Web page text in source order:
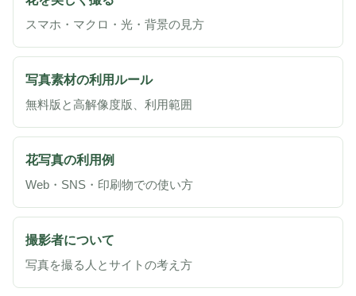
スマホ・マクロ・光・背景の見方
写真素材の利用ルール
無料版と高解像度版、利用範囲
花写真の利用例
Web・SNS・印刷物での使い方
撮影者について
写真を撮る人とサイトの考え方